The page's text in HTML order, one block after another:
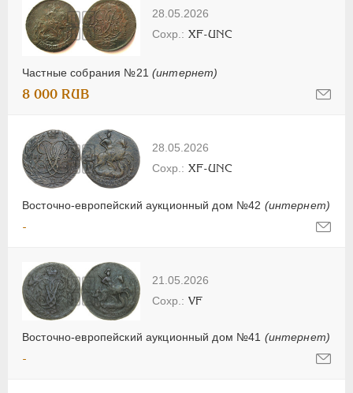
28.05.2026
Частные собрания №21 (интернет)
XF-UNC
8 000 RUB
28.05.2026
Восточно-европейский аукционный дом №42 (интернет)
XF-UNC
-
21.05.2026
Восточно-европейский аукционный дом №41 (интернет)
VF
-